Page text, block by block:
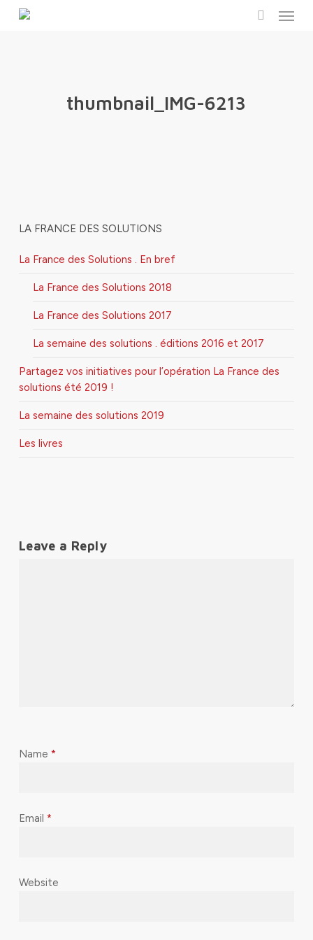
Menu
thumbnail_IMG-6213
LA FRANCE DES SOLUTIONS
La France des Solutions . En bref
La France des Solutions 2018
La France des Solutions 2017
La semaine des solutions . éditions 2016 et 2017
Partagez vos initiatives pour l’opération La France des
solutions été 2019 !
La semaine des solutions 2019
Les livres
Leave a Reply
Name *
Email *
Website